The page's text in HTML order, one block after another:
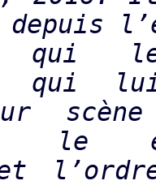
depuis
qui
qui
scène
le